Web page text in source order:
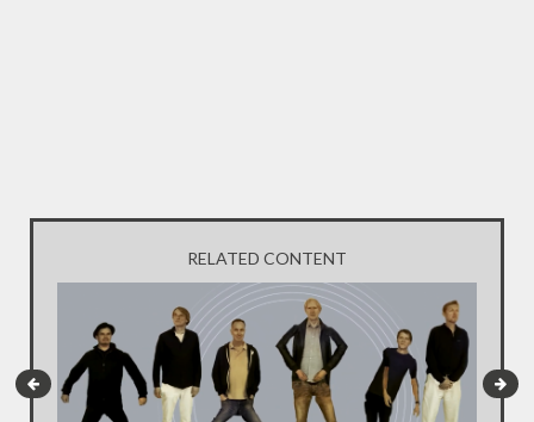
RELATED CONTENT